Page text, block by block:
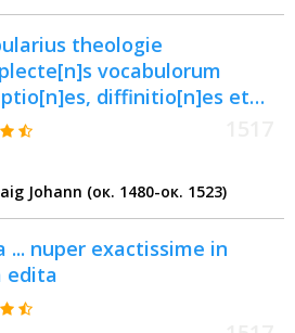
theologie
vocabulorum
diffinitio[n]es et
ad theologiam utilium,
dicta et dissolvere et
et argume[n]torum
nodos, et facile ea q[uae]
et principe[m]
doctores
Johann (ок. 1480-ок. 1523)
... nuper exactissime in
edita